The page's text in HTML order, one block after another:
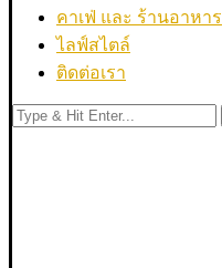
คาเฟ่ และ ร้านอาหาร
ไลฟ์สไตล์
ติดต่อเรา